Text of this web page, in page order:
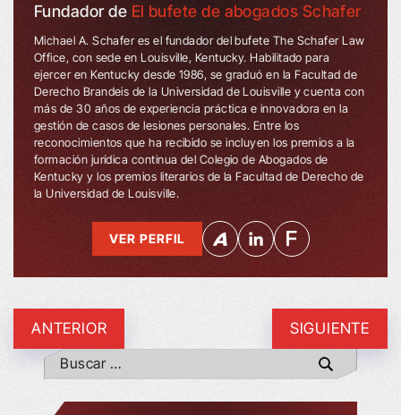
Fundador de El bufete de abogados Schafer
Michael A. Schafer es el fundador del bufete The Schafer Law
Office, con sede en Louisville, Kentucky. Habilitado para
ejercer en Kentucky desde 1986, se graduó en la Facultad de
Derecho Brandeis de la Universidad de Louisville y cuenta con
más de 30 años de experiencia práctica e innovadora en la
gestión de casos de lesiones personales. Entre los
reconocimientos que ha recibido se incluyen los premios a la
formación jurídica continua del Colegio de Abogados de
Kentucky y los premios literarios de la Facultad de Derecho de
la Universidad de Louisville.
VER PERFIL
ANTERIOR SIGUIENTE